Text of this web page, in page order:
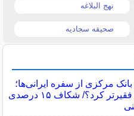
نهج البلاغه
صحیفه سجادیه
مرکزی از سفره ایرانی‌ها؛
تورم چگونه فقرا را فقیرتر کرد؟/ شکاف ۱۵ درصدی